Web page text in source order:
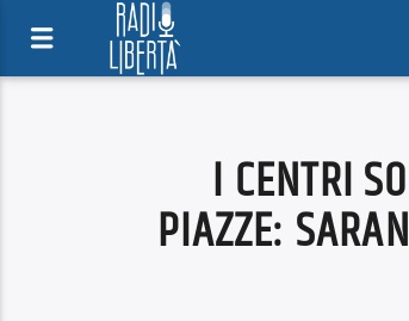
I CENTRI
PIAZZE: